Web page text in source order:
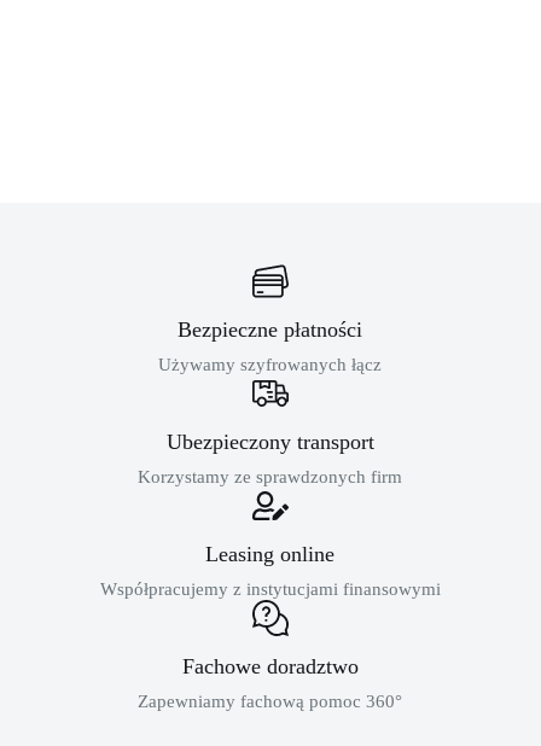
Bezpieczne płatności
Używamy szyfrowanych łącz
Ubezpieczony transport
Korzystamy ze sprawdzonych firm
Leasing online
Współpracujemy z instytucjami finansowymi
Fachowe doradztwo
Zapewniamy fachową pomoc 360°